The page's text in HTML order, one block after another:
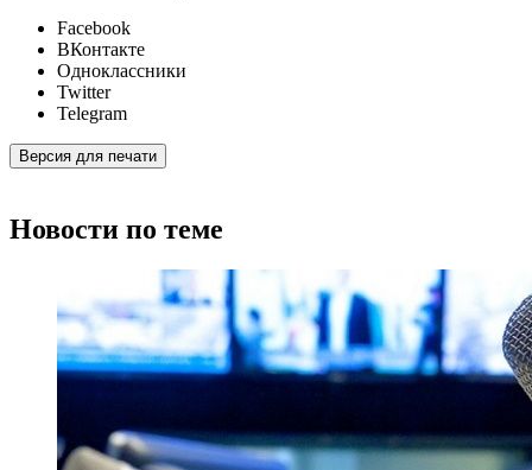
Facebook
ВКонтакте
Одноклассники
Twitter
Telegram
Версия для печати
Новости по теме